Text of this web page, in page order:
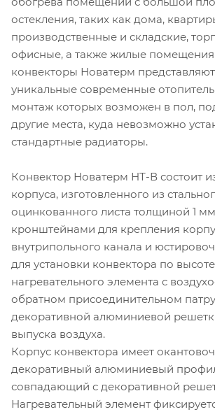
остекления, таких как дома,
производственные и складские,
офисные, а также жилые
конвекторы Новатерм
уникальные современные
монтаж которых возможен в пол,
другие места, куда невозможно
стандартные радиаторы.
Конвектор Новатерм НТ-В состоит
корпуса, изготовленного из
оцинкованного листа толщиной 1
кронштейнами для крепления
внутрипольного канала и
для установки конвектора по
нагревательного элемента с
обратном присоединительном
декоративной алюминиевой
выпуска воздуха.
Корпус конвектора имеет
декоративный алюминиевый
совпадающий с декоративной
Нагревательный элемент